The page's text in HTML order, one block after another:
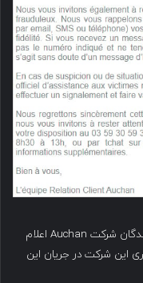
، یکی از نمایندگان شرکت Auchan اعلام
این شرکت در جریان این